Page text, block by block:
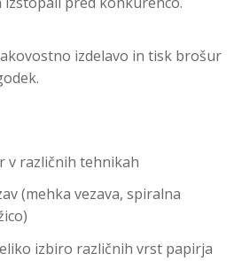
izdelavo in tisk brošur
v različnih tehnikah
(mehka vezava, spiralna
izbiro različnih vrst papirja